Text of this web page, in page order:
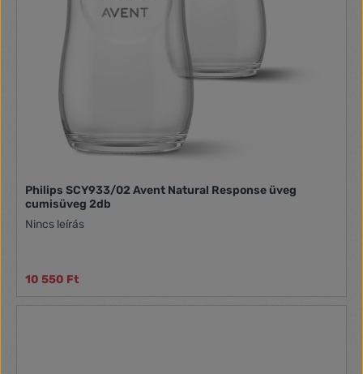
Philips SCY933/02 Avent Natural Response üveg
cumisüveg 2db
Nincs leírás
10 550 Ft